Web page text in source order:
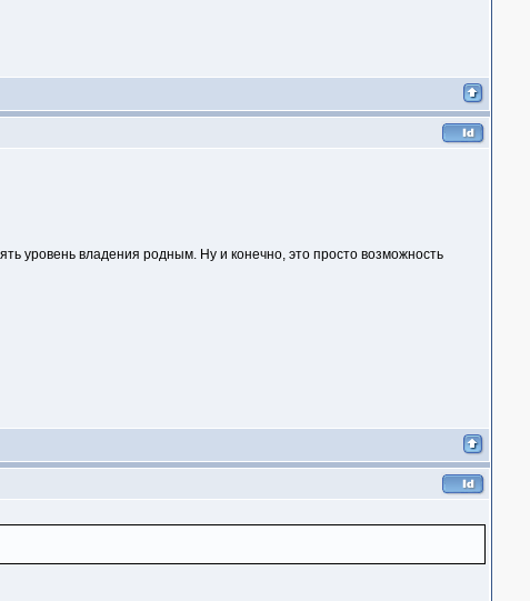
уровень владения родным. Ну и конечно, это просто возможность